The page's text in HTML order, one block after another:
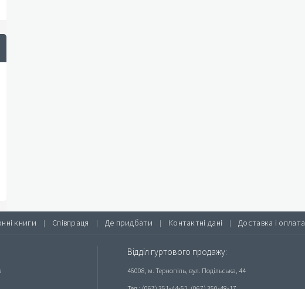
книги | Співпраця | Де придбати | Контактні дані | Доставка і оплата
Відділ гуртового продажу:
46008, м. Тернопіль, вул. Подільська, 44